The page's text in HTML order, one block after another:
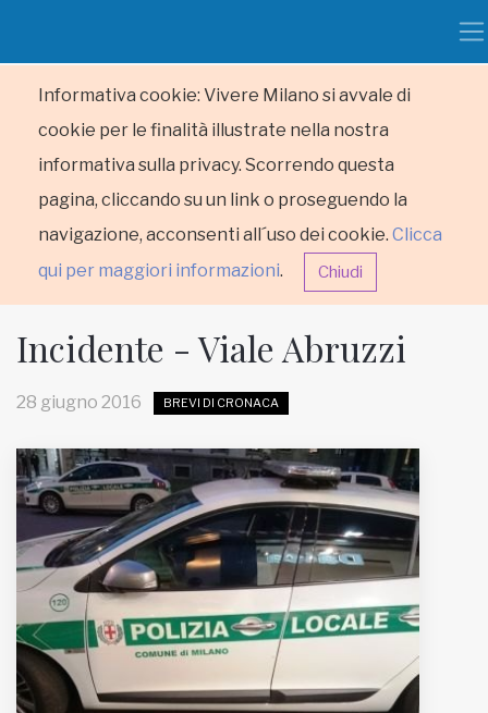
Informativa cookie: Vivere Milano si avvale di
cookie per le finalità illustrate nella nostra
informativa sulla privacy. Scorrendo questa
pagina, cliccando su un link o proseguendo la
navigazione, acconsenti all´uso dei cookie. Clicca
qui per maggiori informazioni. Chiudi
RUBRICHE
MUNICIPI
Inviateci le vostre segnalazioni
www.viveremilano.info
Fondato e diretto da Enzo De
Incidente - Viale Abruzzi
28 giugno 2016 BREVI DI CRONACA